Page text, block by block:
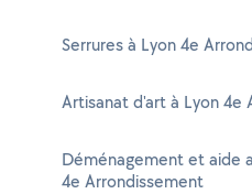
Serrures à Lyon 4e
Artisanat d'art à Lyon 4e
Déménagement et aide
4e Arrondissement